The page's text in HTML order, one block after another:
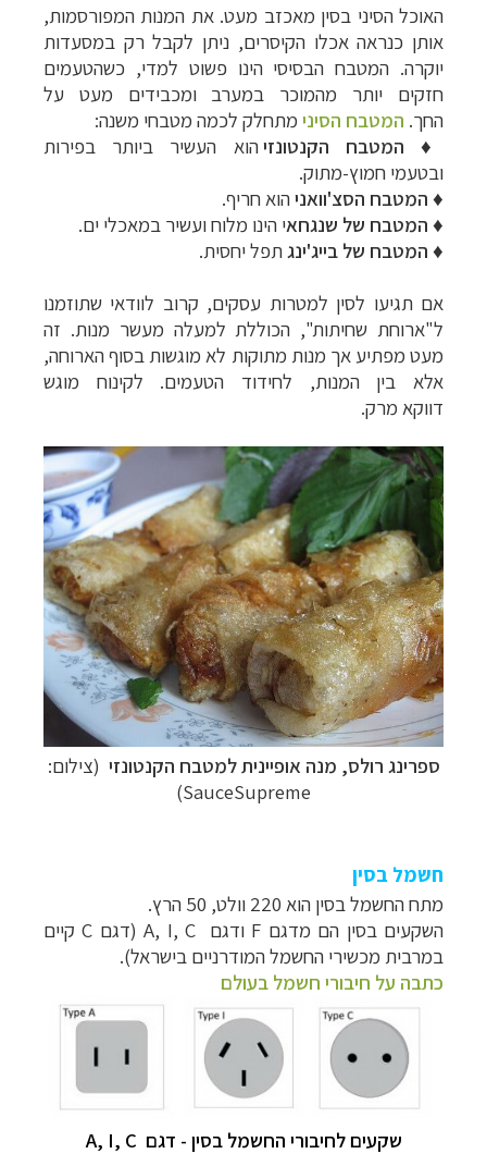
האוכל הסיני בסין מאכזב מעט. את המנות המפורסמות,
אותן כנראה אכלו הקיסרים, ניתן לקבל רק במסעדות
יוקרה. המטבח הבסיסי הינו פשוט למדי, כשהטעמים
חזקים יותר מהמוכר במערב ומכבידים מעט על
החך. המטבח הסיני מתחלק לכמה מטבחי משנה:
♦ המטבח הקנטונזיהוא העשיר ביותר בפירות
ובטעמי חמוץ-מתוק.
♦ המטבח הסצ'וואניהוא חריף.
♦ המטבח של שנגחאי הינו מלוח ועשיר במאכלי ים.
♦ המטבח של בייג'ינגתפל יחסית.
אם תגיעו לסין למטרות עסקים, קרוב לוודאי שתוזמנו
ל"ארוחת שחיתות", הכוללת למעלה מעשר מנות. זה
מעט מפתיע אך מנות מתוקות לא מוגשות בסוף הארוחה,
אלא בין המנות, לחידוד הטעמים. לקינוח מוגש
דווקא מרק.
ספרינג רולס, מנה אופיינית למטבח הקנטונזי (צילום:
SauceSupreme)
חשמל בסין
מתח החשמל בסין הוא 220 וולט, 50 הרץ.
השקעים בסין הם מדגם F ודגם A, I, C (דגם C קיים
במרבית מכשירי החשמל המודרניים בישראל).
כתבה על חיבורי חשמל בעולם
שקעים לחיבורי החשמל בסין - דגם